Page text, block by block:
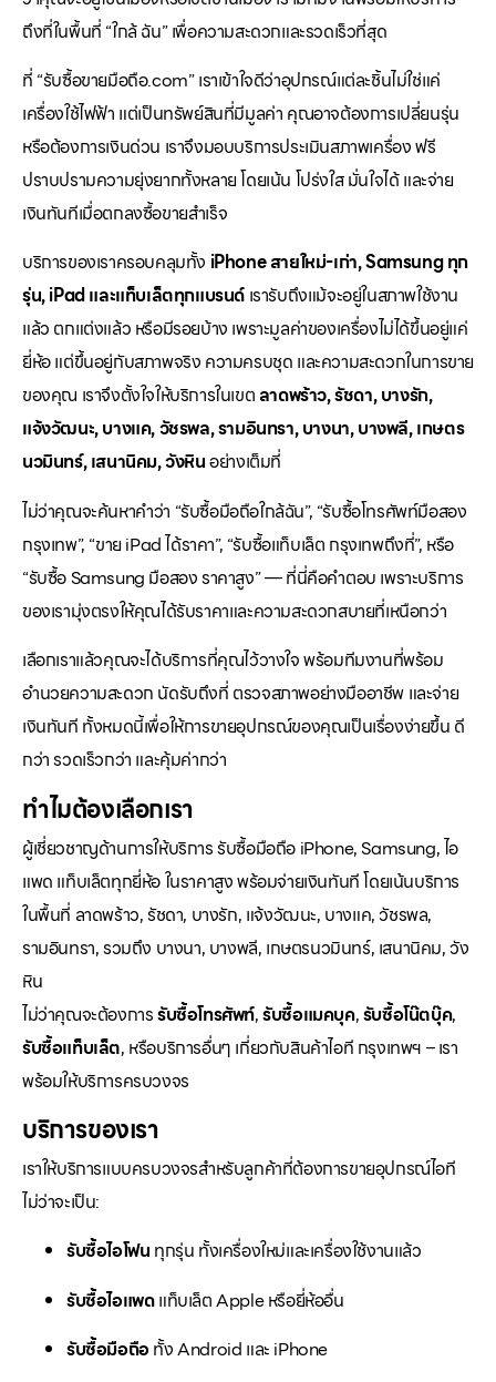
ถึงที่ในพื้นที่ “ใกล้ ฉัน” เพื่อความสะดวกและรวดเร็วที่สุด
ที่ “รับซื้อขายมือถือ.com” เราเข้าใจดีว่าอุปกรณ์แต่ละชิ้นไม่ใช่แค่
เครื่องใช้ไฟฟ้า แต่เป็นทรัพย์สินที่มีมูลค่า คุณอาจต้องการเปลี่ยนรุ่น
หรือต้องการเงินด่วน เราจึงมอบบริการประเมินสภาพเครื่อง ฟรี
ปราบปรามความยุ่งยากทั้งหลาย โดยเน้น โปร่งใส มั่นใจได้ และจ่าย
เงินทันทีเมื่อตกลงซื้อขายสำเร็จ
บริการของเราครอบคลุมทั้ง iPhone สายใหม่-เก่า, Samsung ทุก
รุ่น, iPad และแท็บเล็ตทุกแบรนด์ เรารับถึงแม้จะอยู่ในสภาพใช้งาน
แล้ว ตกแต่งแล้ว หรือมีรอยบ้าง เพราะมูลค่าของเครื่องไม่ได้ขึ้นอยู่แค่
ยี่ห้อ แต่ขึ้นอยู่กับสภาพจริง ความครบชุด และความสะดวกในการขาย
ของคุณ เราจึงตั้งใจให้บริการในเขตลาดพร้าว, รัชดา, บางรัก,
แจ้งวัฒนะ, บางแค, วัชรพล, รามอินทรา, บางนา, บางพลี, เกษตร
นวมินทร์, เสนานิคม, วังหินอย่างเต็มที่
ไม่ว่าคุณจะค้นหาคำว่า “รับซื้อมือถือใกล้ฉัน”, “รับซื้อโทรศัพท์มือสอง
กรุงเทพ”, “ขาย iPad ได้ราคา”, “รับซื้อแท็บเล็ต กรุงเทพถึงที่”, หรือ
“รับซื้อ Samsung มือสอง ราคาสูง” — ที่นี่คือคำตอบ เพราะบริการ
ของเรามุ่งตรงให้คุณได้รับราคาและความสะดวกสบายที่เหนือกว่า
เลือกเราแล้วคุณจะได้บริการที่คุณไว้วางใจ พร้อมทีมงานที่พร้อม
อำนวยความสะดวก นัดรับถึงที่ ตรวจสภาพอย่างมืออาชีพ และจ่าย
เงินทันที ทั้งหมดนี้เพื่อให้การขายอุปกรณ์ของคุณเป็นเรื่องง่ายขึ้น ดี
กว่า รวดเร็วกว่า และคุ้มค่ากว่า
ทำไมต้องเลือกเรา
ผู้เชี่ยวชาญด้านการให้บริการ รับซื้อมือถือ iPhone, Samsung, ไอ
แพด แท็บเล็ตทุกยี่ห้อ ในราคาสูง พร้อมจ่ายเงินทันที โดยเน้นบริการ
ในพื้นที่ ลาดพร้าว, รัชดา, บางรัก, แจ้งวัฒนะ, บางแค, วัชรพล,
รามอินทรา, รวมถึง บางนา, บางพลี, เกษตรนวมินทร์, เสนานิคม, วัง
หิน
ไม่ว่าคุณจะต้องการรับซื้อโทรศัพท์,รับซื้อแมคบุค,รับซื้อโน๊ตบุ๊ค,
รับซื้อแท็บเล็ต, หรือบริการอื่นๆ เกี่ยวกับสินค้าไอที กรุงเทพฯ – เรา
พร้อมให้บริการครบวงจร
บริการของเรา
เราให้บริการแบบครบวงจรสำหรับลูกค้าที่ต้องการขายอุปกรณ์ไอที
ไม่ว่าจะเป็น:
รับซื้อไอโฟน ทุกรุ่น ทั้งเครื่องใหม่และเครื่องใช้งานแล้ว
รับซื้อไอแพดแท็บเล็ต Apple หรือยี่ห้ออื่น
รับซื้อมือถือทั้ง Android และ iPhone